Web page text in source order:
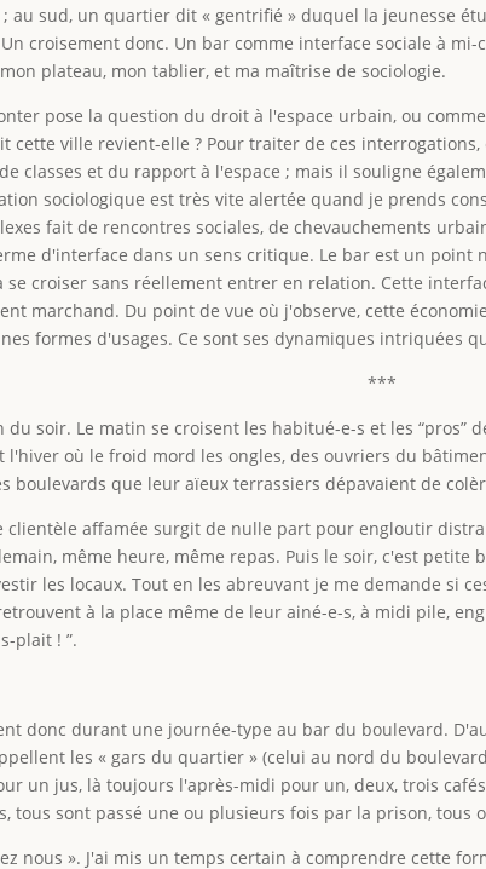
au sud, un quartier dit « gentrifié » duquel la jeunesse
croisement donc. Un bar comme interface sociale à
plateau, mon tablier, et ma maîtrise de sociologie.
pose la question du droit à l'espace urbain, ou
cette ville revient-elle ? Pour traiter de ces
classes et du rapport à l'espace ; mais il souligne
sociologique est très vite alertée quand je prends
fait de rencontres sociales, de chevauchements
d'interface dans un sens critique. Le bar est un
croiser sans réellement entrer en relation. Cette
marchand. Du point de vue où j'observe, cette
formes d'usages. Ce sont ses dynamiques intriquées
***
soir. Le matin se croisent les habitué-e-s et les
l'hiver où le froid mord les ongles, des ouvriers du
boulevards que leur aïeux terrassiers dépavaient de
affamée surgit de nulle part pour engloutir
même heure, même repas. Puis le soir, c'est
les locaux. Tout en les abreuvant je me demande si
à la place même de leur ainé-e-s, à midi pile,
plait ! ”.
donc durant une journée-type au bar du boulevard.
les « gars du quartier » (celui au nord du
un jus, là toujours l'après-midi pour un, deux, trois
tous sont passé une ou plusieurs fois par la prison, tous
nous ». J'ai mis un temps certain à comprendre cette